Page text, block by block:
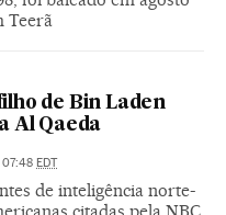
Teerã
de Bin Laden
Al Qaeda
07:48 EDT
de inteligência norte-